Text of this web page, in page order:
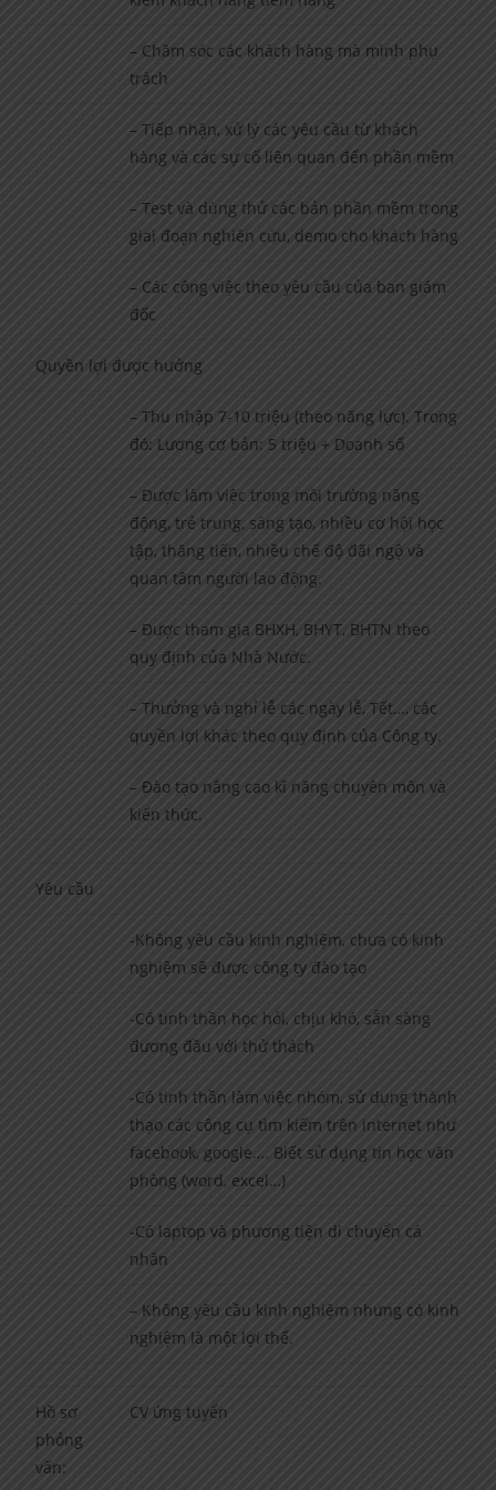
– Chăm sóc các khách hàng mà mình phụ
trách
– Tiếp nhận, xử lý các yêu cầu từ khách
hàng và các sự cố liên quan đến phần mềm
– Test và dùng thử các bản phần mềm trong
giai đoạn nghiên cứu, demo cho khách hàng
– Các công việc theo yêu cầu của ban giám
đốc
Quyền lợi được hưởng
– Thu nhập 7-10 triệu (theo năng lực). Trong
đó: Lương cơ bản: 5 triệu + Doanh số
– Được làm việc trong môi trường năng
động, trẻ trung, sáng tạo, nhiều cơ hội học
tập, thăng tiến, nhiều chế độ đãi ngộ và
quan tâm người lao động.
– Được tham gia BHXH, BHYT, BHTN theo
quy định của Nhà Nước.
– Thưởng và nghỉ lễ các ngày lễ, Tết…, các
quyền lợi khác theo quy định của Công ty.
– Đào tạo nâng cao kĩ năng chuyên môn và
kiến thức.
Yêu cầu
-Không yêu cầu kinh nghiệm, chưa có kinh
nghiệm sẽ được công ty đào tạo
-Có tinh thần học hỏi, chịu khó, sẵn sàng
đương đầu với thử thách
-Có tinh thần làm việc nhóm, sử dụng thành
thạo các công cụ tìm kiếm trên internet như
facebook, google…. Biết sử dụng tin học văn
phòng (word, excel…)
-Có laptop và phương tiện di chuyển cá
nhân
– Không yêu cầu kinh nghiệm nhưng có kinh
nghiệm là một lợi thế.
Hồ sơ
phỏng
vấn:
CV ứng tuyển